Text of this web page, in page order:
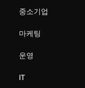
중소기업
마케팅
운영
IT